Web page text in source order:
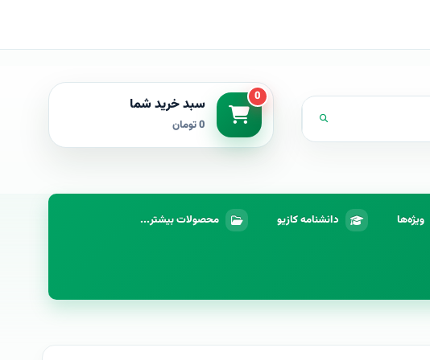
0 سبد خرید شما
0 تومان
ویژه‌ها دانشنامه کازیو محصولات بیشتر...